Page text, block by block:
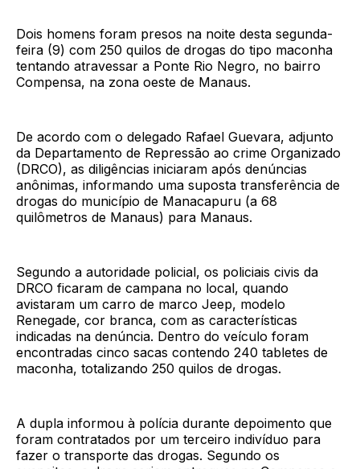
Dois homens foram presos na noite desta segunda-
feira (9) com 250 quilos de drogas do tipo maconha
tentando atravessar a Ponte Rio Negro, no bairro
Compensa, na zona oeste de Manaus.
De acordo com o delegado Rafael Guevara, adjunto
da Departamento de Repressão ao crime Organizado
(DRCO), as diligências iniciaram após denúncias
anônimas, informando uma suposta transferência de
drogas do município de Manacapuru (a 68
quilômetros de Manaus) para Manaus.
Segundo a autoridade policial, os policiais civis da
DRCO ficaram de campana no local, quando
avistaram um carro de marco Jeep, modelo
Renegade, cor branca, com as características
indicadas na denúncia. Dentro do veículo foram
encontradas cinco sacas contendo 240 tabletes de
maconha, totalizando 250 quilos de drogas.
A dupla informou à polícia durante depoimento que
foram contratados por um terceiro indivíduo para
fazer o transporte das drogas. Segundo os